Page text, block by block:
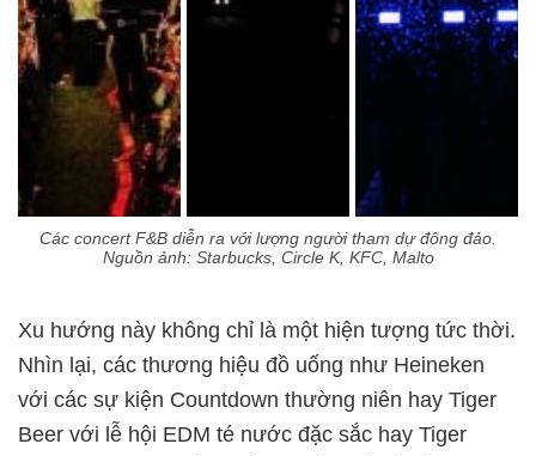
Các concert F&B diễn ra với lượng người tham dự đông đảo.
Nguồn ảnh: Starbucks, Circle K, KFC, Malto
Xu hướng này không chỉ là một hiện tượng tức thời.
Nhìn lại, các thương hiệu đồ uống như Heineken
với các sự kiện Countdown thường niên hay Tiger
Beer với lễ hội EDM té nước đặc sắc hay Tiger